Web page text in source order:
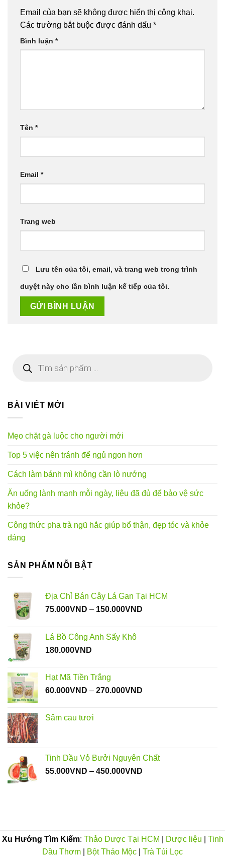
Email của bạn sẽ không được hiển thị công khai.
Các trường bắt buộc được đánh dấu *
Bình luận *
Tên *
Email *
Trang web
Lưu tên của tôi, email, và trang web trong trình
duyệt này cho lần bình luận kế tiếp của tôi.
kiếm
BÀI VIẾT MỚI
Mẹo chặt gà luộc cho người mới
Top 5 việc nên tránh để ngủ ngon hơn
Cách làm bánh mì không cần lò nướng
Ăn uống lành mạnh mỗi ngày, liệu đã đủ để bảo vệ sức
khỏe?
Công thức pha trà ngũ hắc giúp bổ thận, đẹp tóc và khỏe
dáng
SẢN PHẨM NỖI BẬT
Địa Chỉ Bán Cây Lá Gan Tại HCM
75.000VND – 150.000VND
Lá Bồ Công Anh Sấy Khô
180.000VND
Hạt Mã Tiền Trắng
60.000VND – 270.000VND
Sâm cau tươi
Tinh Dầu Vỏ Bưởi Nguyên Chất
55.000VND – 450.000VND
Xu Hướng Tìm Kiếm: Thảo Dược Tại HCM Dược liệu
Tinh
Dầu Thơm
Bột Thảo Mộc Trà Túi Lọc